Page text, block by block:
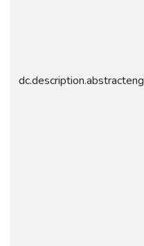
dc.description.abstracteng